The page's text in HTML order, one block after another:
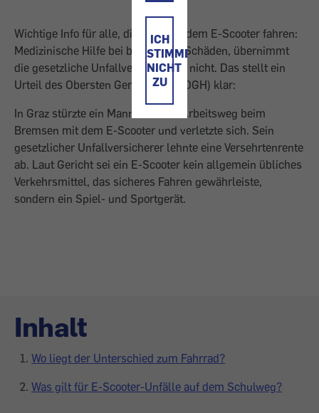
ICH
STIMME
NICHT
ZU
Wichtige Info für alle, die gern mit dem E-Scooter fahren:
Medizinische Hilfe bei bleibenden Schäden, übernimmt
die gesetzliche Unfallversicherung nicht. Das stellt ein
Urteil des Obersten Gerichtshofs (OGH) klar:
In Graz stürzte ein Mann auf dem Arbeitsweg beim
Bremsen mit dem E-Scooter und verletzte sich. Sein
gesetzlicher Unfallversicherer lehnte eine Versehrtenrente
ab. Laut Gericht sei ein E-Scooter kein allgemein übliches
Verkehrsmittel, das sicheres Fahren gewährleiste,
sondern ein Spiel- und Sportgerät.
Inhalt
Wo liegt der Unterschied zum Fahrrad?
Was gilt für E-Scooter-Unfälle auf dem Schulweg?